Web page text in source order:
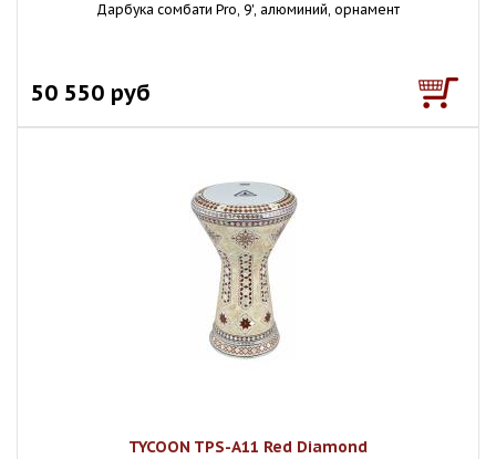
Дарбука сомбати Pro, 9', алюминий, орнамент
50 550 руб
TYCOON TPS-A11 Red Diamond